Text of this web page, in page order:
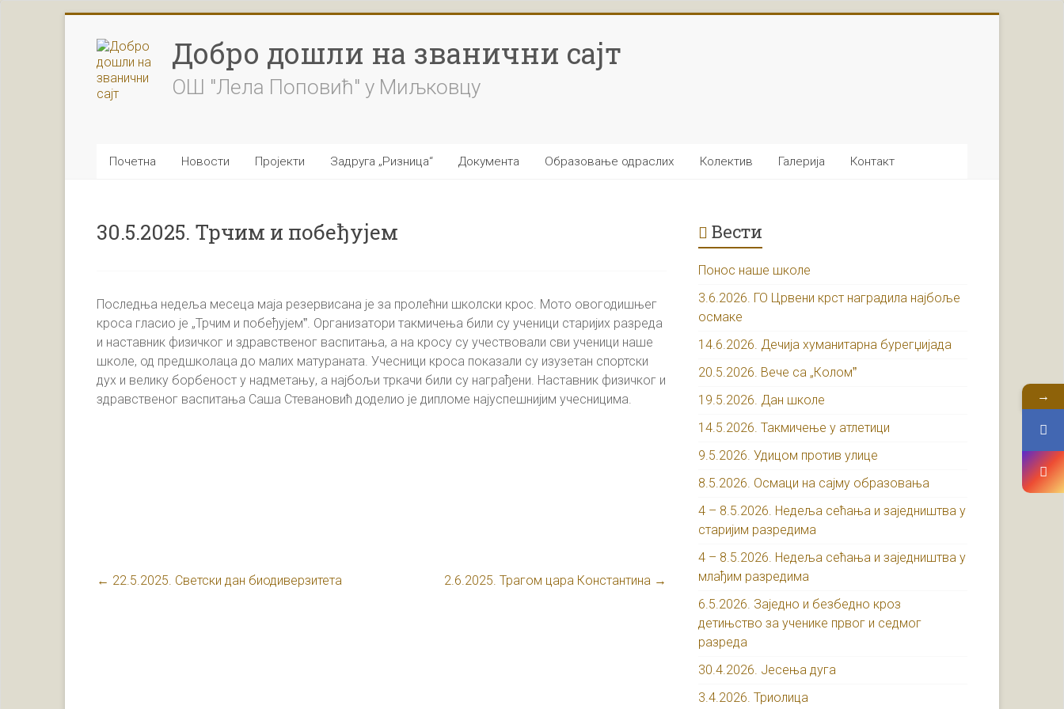
content
Добро дошли на званични сајт
ОШ "Лела Поповић" у Миљковцу
Почетна Новости Пројекти Задруга „Ризница“ Документа Образовање одраслих Колектив Галерија Контакт
30.5.2025. Трчим и побеђујем
Последња недеља месеца маја резервисана је за пролећни школски крос. Мото овогодишњег
кроса гласио је „Трчим и побеђујемˮ. Организатори такмичења били су ученици старијих разреда
и наставник физичког и здравственог васпитања, а на кросу су учествовали сви ученици наше
школе, од предшколаца до малих матураната. Учесници кроса показали су изузетан спортски
дух и велику борбеност у надметању, а најбољи тркачи били су награђени. Наставник физичког и
здравственог васпитања Саша Стевановић доделио је дипломе најуспешнијим учесницима.
← 22.5.2025. Светски дан биодиверзитета 2.6.2025. Трагом цара Константина →
Вести
Понос наше школе
3.6.2026. ГО Црвени крст наградила најбоље
осмаке
14.6.2026. Дечија хуманитарна бурегџијада
20.5.2026. Вече са „Коломˮ
19.5.2026. Дан школе
14.5.2026. Такмичење у атлетици
9.5.2026. Удицом против улице
8.5.2026. Осмаци на сајму образовања
4 – 8.5.2026. Недеља сећања и заједништва у
старијим разредима
4 – 8.5.2026. Недеља сећања и заједништва у
млађим разредима
6.5.2026. Заједно и безбедно кроз
детињство за ученике првог и седмог
разреда
30.4.2026. Јесења дуга
3.4.2026. Триолица
→